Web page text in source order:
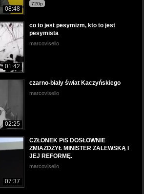
08:48
720p
01:42
co to jest pesymizm, kto to jest
pesymista
marcovisello
02:25
czarno-biały świat Kaczyńskiego
marcovisello
07:37
CZŁONEK PiS DOSŁOWNIE
ZMIAŻDŻYŁ MINISTER ZALEWSKĄ I
JEJ REFORMĘ.
marcovisello